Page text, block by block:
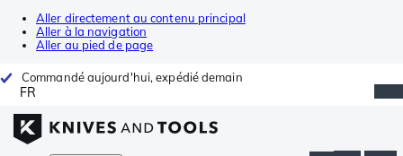
Aller directement au contenu principal
Aller à la navigation
Aller au pied de page
Commandé aujourd'hui, expédié demain
FR